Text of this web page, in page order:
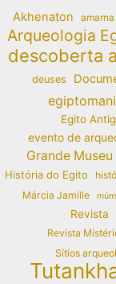
Akhenaton amarna
Arqueologia
descoberta
deuses
Egito
evento de
Grande
História do Egito
Márcia Jamille
Revista
Revista
Sítios